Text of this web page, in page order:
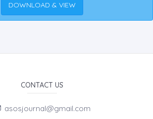
DOWNLOAD & VIEW
CONTACT US
asosjournal@gmail.com